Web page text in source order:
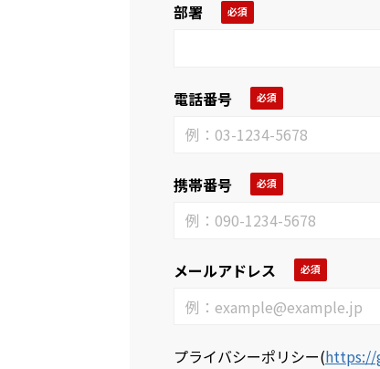
部署
電話番号
携帯番号
メールアドレス
プライバシーポリシー(https://